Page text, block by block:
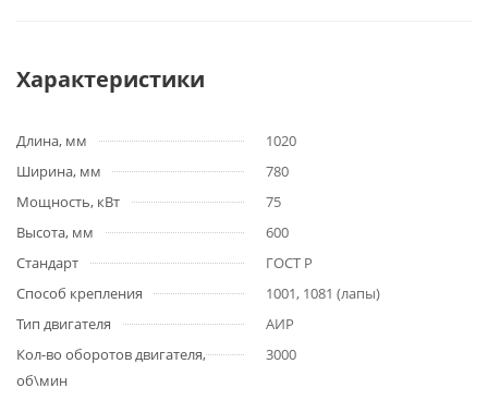
Характеристики
Длина, мм
1020
Ширина, мм
780
Мощность, кВт
75
Высота, мм
600
Стандарт
ГОСТ Р
Способ крепления
1001, 1081 (лапы)
Тип двигателя
АИР
Кол-во оборотов двигателя,
об\мин
3000